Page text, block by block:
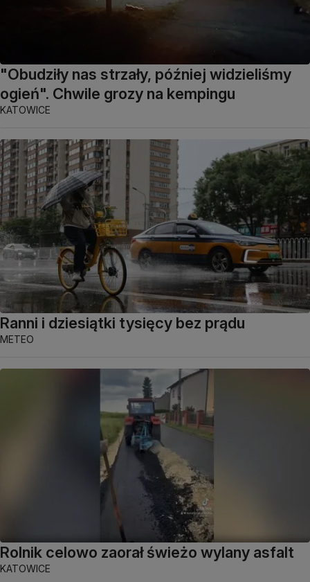
"Obudziły nas strzały, później widzieliśmy
ogień". Chwile grozy na kempingu
KATOWICE
Ranni i dziesiątki tysięcy bez prądu
METEO
Rolnik celowo zaorał świeżo wylany asfalt
KATOWICE